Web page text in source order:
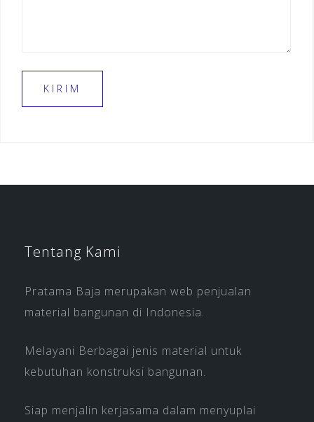
Tentang Kami
Pratama Baja merupakan web penjualan
material bangunan di Indonesia.
Melayani Berbagai jenis material untuk
kebutuhan konstruksi bangunan.
Siap menjalin kerjasama dalam menyuplai